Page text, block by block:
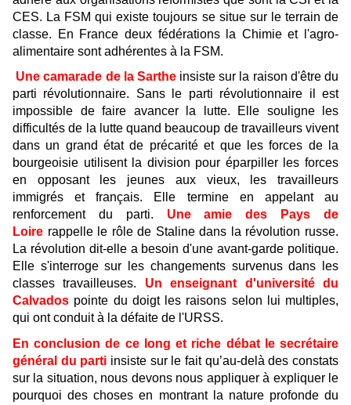
CES. La FSM qui existe toujours se situe sur le terrain de
classe. En France deux fédérations la Chimie et l'agro-
alimentaire sont adhérentes à la FSM.
Une camarade de la Sartheinsiste sur la raison d'être du
parti révolutionnaire. Sans le parti révolutionnaire il est
impossible de faire avancer la lutte. Elle souligne les
difficultés de la lutte quand beaucoup de travailleurs vivent
dans un grand état de précarité et que les forces de la
bourgeoisie utilisent la division pour éparpiller les forces
en opposant les jeunes aux vieux, les travailleurs
immigrés et français. Elle termine en appelant au
renforcement du parti. Une amie des Pays de
Loire rappelle le rôle de Staline dans la révolution russe.
La révolution dit-elle a besoin d'une avant-garde politique.
Elle s'interroge sur les changements survenus dans les
classes travailleuses. Un enseignant d'université du
Calvados pointe du doigt les raisons selon lui multiples,
qui ont conduit à la défaite de l'URSS.
En conclusion de ce long et riche débat le secrétaire
général du parti insiste sur le fait qu’au-delà des constats
sur la situation, nous devons nous appliquer à expliquer le
pourquoi des choses en montrant la nature profonde du